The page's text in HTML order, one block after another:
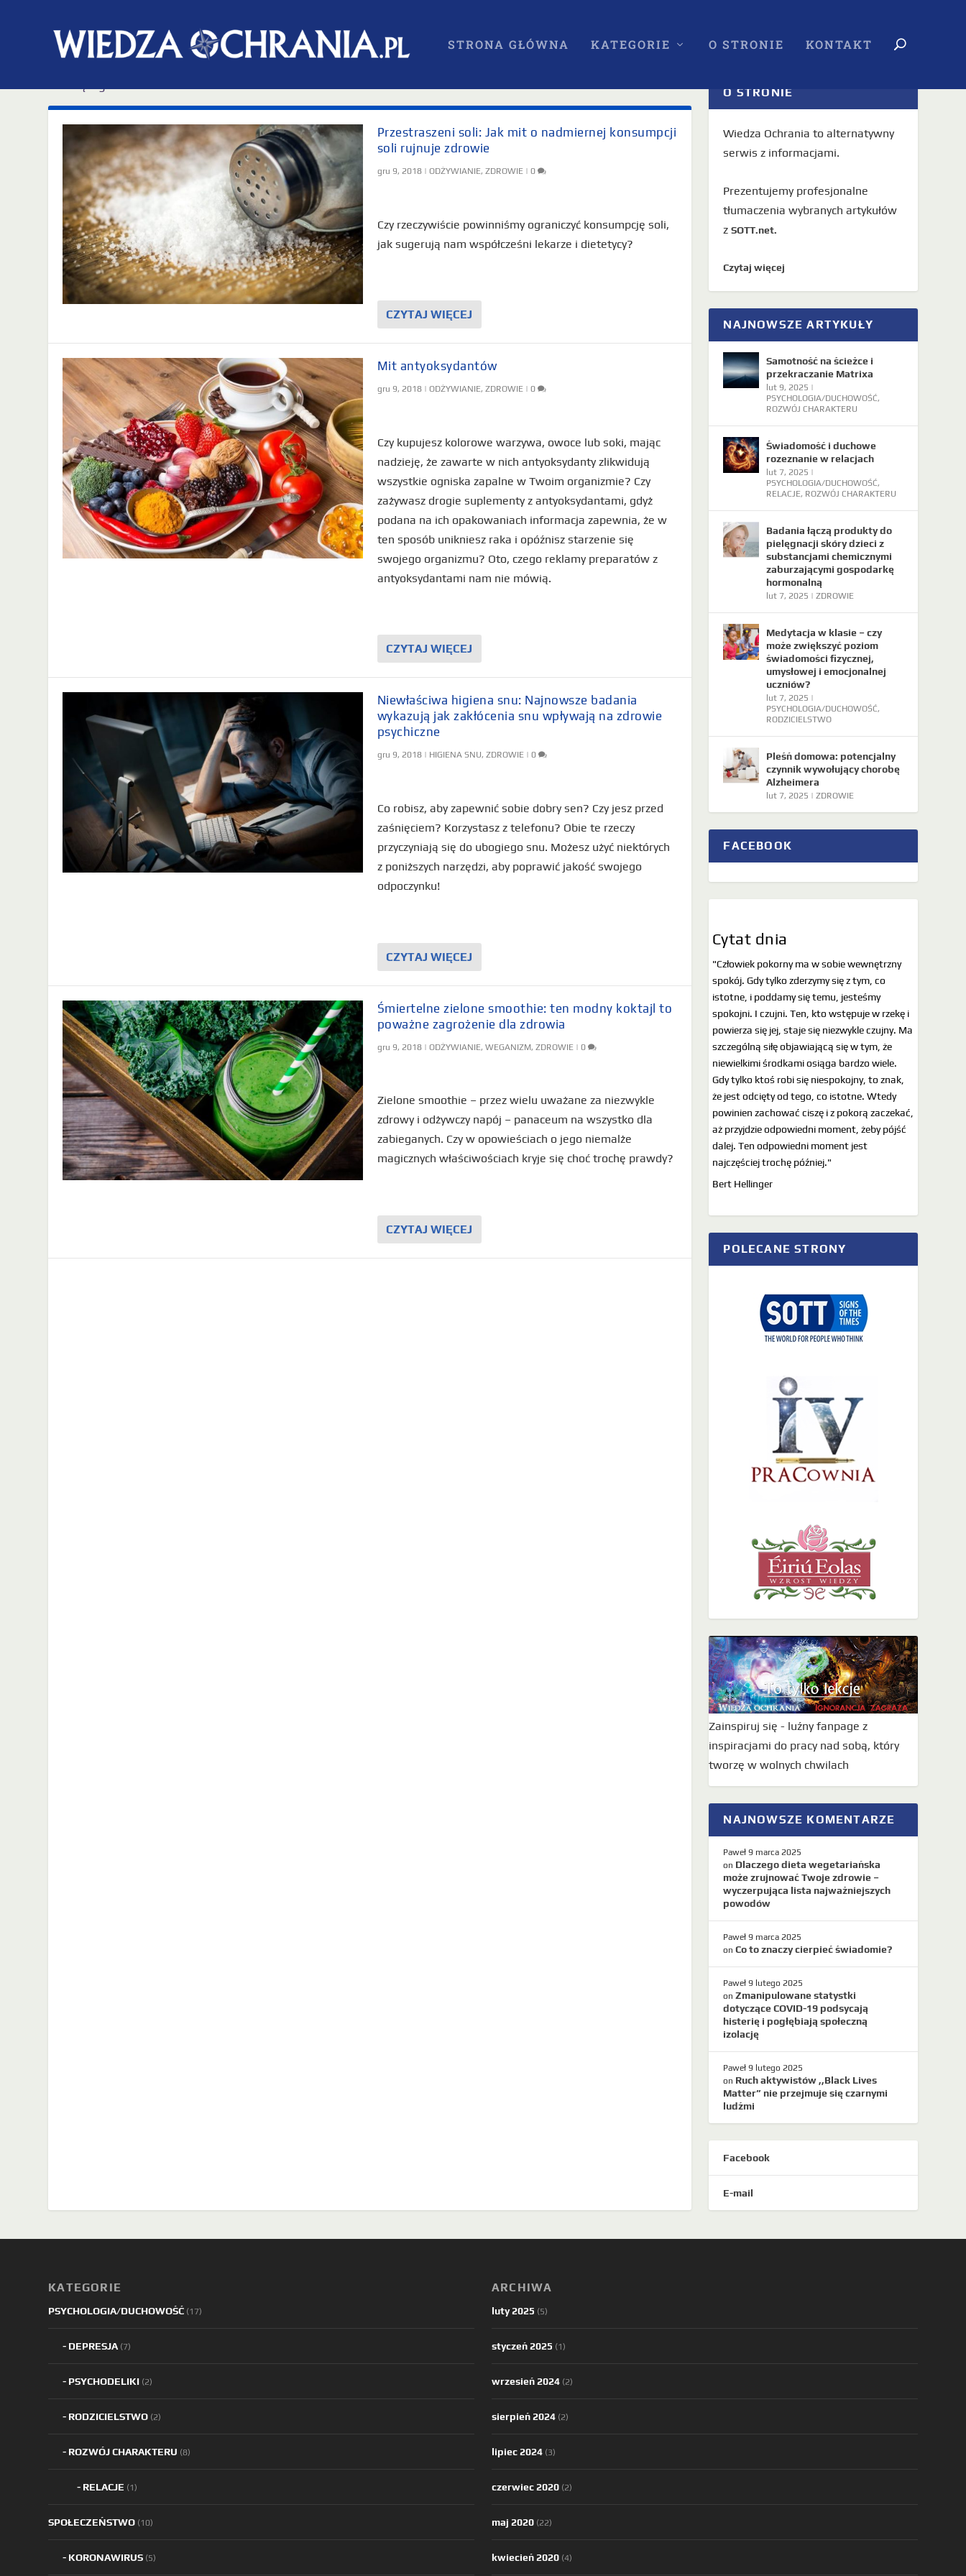
STRONA GŁÓWNA KATEGORIE O STRONIE KONTAKT
Przestraszeni soli: Jak mit o nadmiernej konsumpcji
soli rujnuje zdrowie
gru 9, 2018| ODŻYWIANIE, ZDROWIE| 0
Czy rzeczywiście powinniśmy ograniczyć konsumpcję soli,
jak sugerują nam współcześni lekarze i dietetycy?
CZYTAJ WIĘCEJ
Mit antyoksydantów
gru 9, 2018| ODŻYWIANIE, ZDROWIE| 0
Czy kupujesz kolorowe warzywa, owoce lub soki, mając
nadzieję, że zawarte w nich antyoksydanty zlikwidują
wszystkie ogniska zapalne w Twoim organizmie? Czy
zażywasz drogie suplementy z antyoksydantami, gdyż
podana na ich opakowaniach informacja zapewnia, że w
ten sposób unikniesz raka i opóźnisz starzenie się
swojego organizmu? Oto, czego reklamy preparatów z
antyoksydantami nam nie mówią.
CZYTAJ WIĘCEJ
Niewłaściwa higiena snu: Najnowsze badania
wykazują jak zakłócenia snu wpływają na zdrowie
psychiczne
gru 9, 2018| HIGIENA SNU, ZDROWIE| 0
Co robisz, aby zapewnić sobie dobry sen? Czy jesz przed
zaśnięciem? Korzystasz z telefonu? Obie te rzeczy
przyczyniają się do ubogiego snu. Możesz użyć niektórych
z poniższych narzędzi, aby poprawić jakość swojego
odpoczynku!
CZYTAJ WIĘCEJ
Śmiertelne zielone smoothie: ten modny koktajl to
poważne zagrożenie dla zdrowia
gru 9, 2018| ODŻYWIANIE, WEGANIZM, ZDROWIE | 0
Zielone smoothie – przez wielu uważane za niezwykle
zdrowy i odżywczy napój – panaceum na wszystko dla
zabieganych. Czy w opowieściach o jego niemalże
magicznych właściwościach kryje się choć trochę prawdy?
CZYTAJ WIĘCEJ
O STRONIE
Wiedza Ochrania to alternatywny
serwis z informacjami.
Prezentujemy profesjonalne
tłumaczenia wybranych artykułów
zSOTT.net.
Czytaj więcej
NAJNOWSZE ARTYKUŁY
Samotność na ścieżce i
przekraczanie Matrixa
lut 9, 2025 |
PSYCHOLOGIA/DUCHOWOŚĆ,
ROZWÓJ CHARAKTERU
Świadomość i duchowe
rozeznanie w relacjach
lut 7, 2025 |
PSYCHOLOGIA/DUCHOWOŚĆ,
RELACJE, ROZWÓJ CHARAKTERU
Badania łączą produkty do
pielęgnacji skóry dzieci z
substancjami chemicznymi
zaburzającymi gospodarkę
hormonalną
lut 7, 2025 |ZDROWIE
Medytacja w klasie – czy
może zwiększyć poziom
świadomości fizycznej,
umysłowej i emocjonalnej
uczniów?
lut 7, 2025 |
PSYCHOLOGIA/DUCHOWOŚĆ,
RODZICIELSTWO
Pleśń domowa: potencjalny
czynnik wywołujący chorobę
Alzheimera
lut 7, 2025 |ZDROWIE
FACEBOOK
Cytat dnia
"Człowiek pokorny ma w sobie wewnętrzny
spokój. Gdy tylko zderzymy się z tym, co
istotne, i poddamy się temu, jesteśmy
spokojni. I czujni. Ten, kto wstępuje w rzekę i
powierza się jej, staje się niezwykle czujny. Ma
szczególną siłę objawiającą się w tym, że
niewielkimi środkami osiąga bardzo wiele.
Gdy tylko ktoś robi się niespokojny, to znak,
że jest odcięty od tego, co istotne. Wtedy
powinien zachować ciszę i z pokorą zaczekać,
aż przyjdzie odpowiedni moment, żeby pójść
dalej. Ten odpowiedni moment jest
najczęściej trochę później."
Bert Hellinger
POLECANE STRONY
Zainspiruj się - luźny fanpage z
inspiracjami do pracy nad sobą, który
tworzę w wolnych chwilach
NAJNOWSZE KOMENTARZE
Paweł 9 marca 2025
on Dlaczego dieta wegetariańska
może zrujnować Twoje zdrowie –
wyczerpująca lista najważniejszych
powodów
Paweł 9 marca 2025
onCo to znaczy cierpieć świadomie?
Paweł 9 lutego 2025
onZmanipulowane statystki
dotyczące COVID-19 podsycają
histerię i pogłębiają społeczną
izolację
Paweł 9 lutego 2025
on Ruch aktywistów ,,Black Lives
Matter” nie przejmuje się czarnymi
ludźmi
Facebook
E-mail
KATEGORIE
PSYCHOLOGIA/DUCHOWOŚĆ (17)
DEPRESJA(7)
PSYCHODELIKI (2)
RODZICIELSTWO (2)
ROZWÓJ CHARAKTERU (8)
RELACJE (1)
SPOŁECZEŃSTWO (10)
KORONAWIRUS (5)
ARCHIWA
luty 2025 (5)
styczeń 2025 (1)
wrzesień 2024 (2)
sierpień 2024 (2)
lipiec 2024 (3)
czerwiec 2020 (2)
maj 2020 (22)
kwiecień 2020 (4)